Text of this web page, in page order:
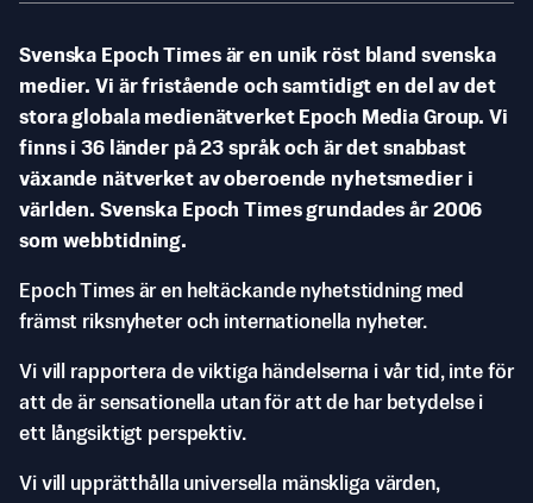
Svenska Epoch Times är en unik röst bland svenska
medier. Vi är fristående och samtidigt en del av det
stora globala medienätverket Epoch Media Group. Vi
finns i 36 länder på 23 språk och är det snabbast
växande nätverket av oberoende nyhetsmedier i
världen. Svenska Epoch Times grundades år 2006
som webbtidning.
Epoch Times är en heltäckande nyhetstidning med
främst riksnyheter och internationella nyheter.
Vi vill rapportera de viktiga händelserna i vår tid, inte för
att de är sensationella utan för att de har betydelse i
ett långsiktigt perspektiv.
Vi vill upprätthålla universella mänskliga värden,